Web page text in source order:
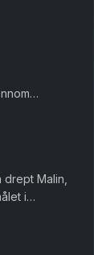
Malin,
i